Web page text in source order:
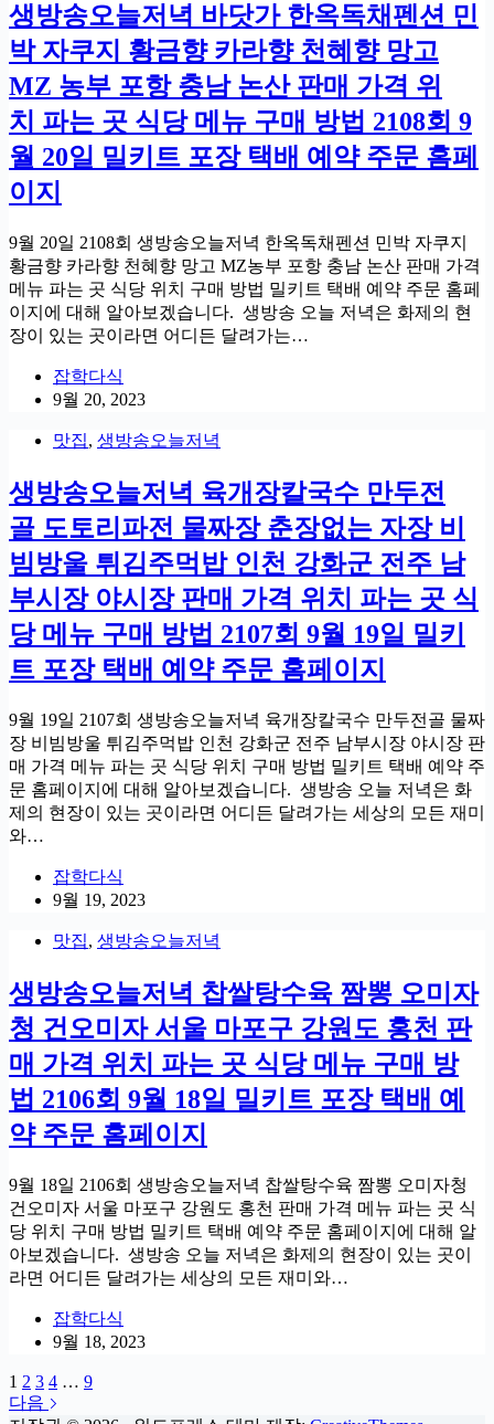
생방송오늘저녁 바닷가 한옥독채펜션 민
박 자쿠지 황금향 카라향 천혜향 망고
MZ 농부 포항 충남 논산 판매 가격 위
치 파는 곳 식당 메뉴 구매 방법 2108회 9
월 20일 밀키트 포장 택배 예약 주문 홈페
이지
9월 20일 2108회 생방송오늘저녁 한옥독채펜션 민박 자쿠지
황금향 카라향 천혜향 망고 MZ농부 포항 충남 논산 판매 가격
메뉴 파는 곳 식당 위치 구매 방법 밀키트 택배 예약 주문 홈페
이지에 대해 알아보겠습니다. 생방송 오늘 저녁은 화제의 현
장이 있는 곳이라면 어디든 달려가는…
잡학다식
9월 20, 2023
맛집, 생방송오늘저녁
생방송오늘저녁 육개장칼국수 만두전
골 도토리파전 물짜장 춘장없는 자장 비
빔방울 튀김주먹밥 인천 강화군 전주 남
부시장 야시장 판매 가격 위치 파는 곳 식
당 메뉴 구매 방법 2107회 9월 19일 밀키
트 포장 택배 예약 주문 홈페이지
9월 19일 2107회 생방송오늘저녁 육개장칼국수 만두전골 물짜
장 비빔방울 튀김주먹밥 인천 강화군 전주 남부시장 야시장 판
매 가격 메뉴 파는 곳 식당 위치 구매 방법 밀키트 택배 예약 주
문 홈페이지에 대해 알아보겠습니다. 생방송 오늘 저녁은 화
제의 현장이 있는 곳이라면 어디든 달려가는 세상의 모든 재미
와…
잡학다식
9월 19, 2023
맛집, 생방송오늘저녁
생방송오늘저녁 찹쌀탕수육 짬뽕 오미자
청 건오미자 서울 마포구 강원도 홍천 판
매 가격 위치 파는 곳 식당 메뉴 구매 방
법 2106회 9월 18일 밀키트 포장 택배 예
약 주문 홈페이지
9월 18일 2106회 생방송오늘저녁 찹쌀탕수육 짬뽕 오미자청
건오미자 서울 마포구 강원도 홍천 판매 가격 메뉴 파는 곳 식
당 위치 구매 방법 밀키트 택배 예약 주문 홈페이지에 대해 알
아보겠습니다. 생방송 오늘 저녁은 화제의 현장이 있는 곳이
라면 어디든 달려가는 세상의 모든 재미와…
잡학다식
9월 18, 2023
1 2 3 4 … 9
다음